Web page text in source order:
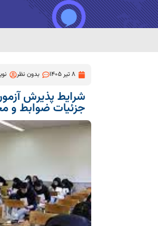
8 تیر 1405 بدون نظر
جزئیات ضوابط و